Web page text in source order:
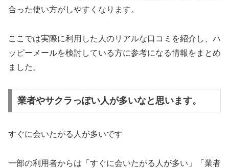
合った使い方がしやすくなります。
ここでは実際に利用した人のリアルな口コミを紹介し、ハ
ッピーメールを検討している方に参考になる情報をまとめ
ました。
業者やサクラっぽい人が多いなと思います。
すぐに会いたがる人が多いです
一部の利用者からは「すぐに会いたがる人が多い」「業者